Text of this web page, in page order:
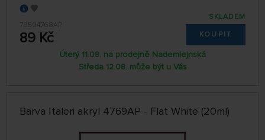
79504768AP
89 Kč
SKLADEM
KOUPIT
Úterý 11.08. na prodejně Nademlejnská
Středa 12.08. může být u Vás
Barva Italeri akryl 4769AP - Flat White (20ml)